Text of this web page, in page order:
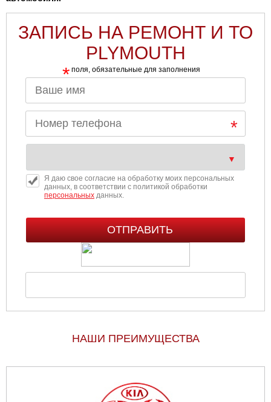
ЗАПИСЬ НА РЕМОНТ И ТО
PLYMOUTH
* поля, обязательные для заполнения
Я даю свое согласие на обработку моих персональных
данных, в соответствии с политикой обработки
персональныхданных.
НАШИ ПРЕИМУЩЕСТВА